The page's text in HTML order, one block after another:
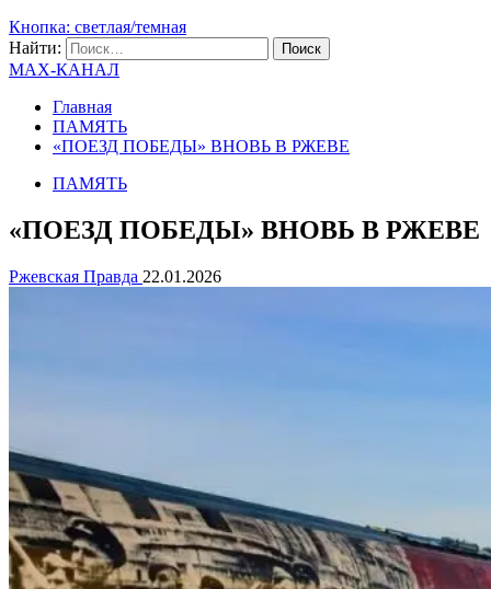
Кнопка: светлая/темная
Найти:
MAX-КАНАЛ
Главная
ПАМЯТЬ
«ПОЕЗД ПОБЕДЫ» ВНОВЬ В РЖЕВЕ
ПАМЯТЬ
«ПОЕЗД ПОБЕДЫ» ВНОВЬ В РЖЕВЕ
Ржевская Правда 22.01.2026